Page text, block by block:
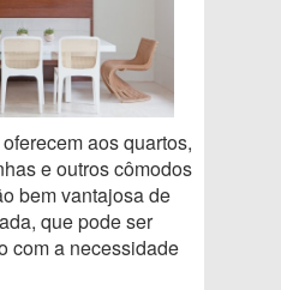
aos quartos,
e outros cômodos
bem vantajosa de
que pode ser
com a necessidade